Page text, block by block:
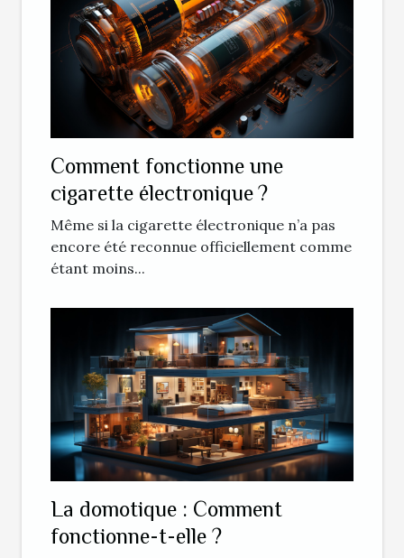
Comment fonctionne une
cigarette électronique ?
Même si la cigarette électronique n’a pas
encore été reconnue officiellement comme
étant moins...
La domotique : Comment
fonctionne-t-elle ?